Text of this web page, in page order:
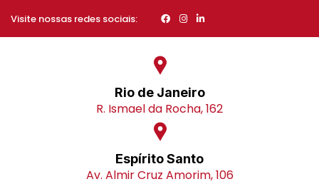
Visite nossas redes sociais:
Rio de Janeiro
R. Ismael da Rocha, 162
Espírito Santo
Av. Almir Cruz Amorim, 106